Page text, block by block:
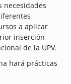
necesidades
a aplicar
inserción
de la UPV.
hará prácticas